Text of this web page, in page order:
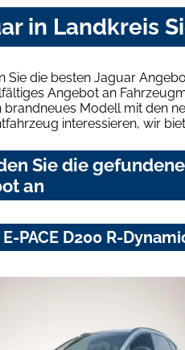
in Landkreis
Sie die besten Jaguar
Angebot an
brandneues Modell mit den
interessieren, wir
Sie die
an
PACE D200 R-